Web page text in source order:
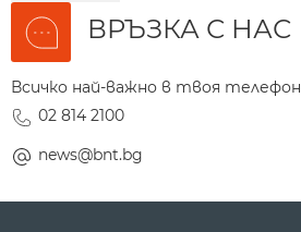
ВРЪЗКА С НАС
Всичко най-важно в твоя телефон
02 814 2100
news@bnt.bg